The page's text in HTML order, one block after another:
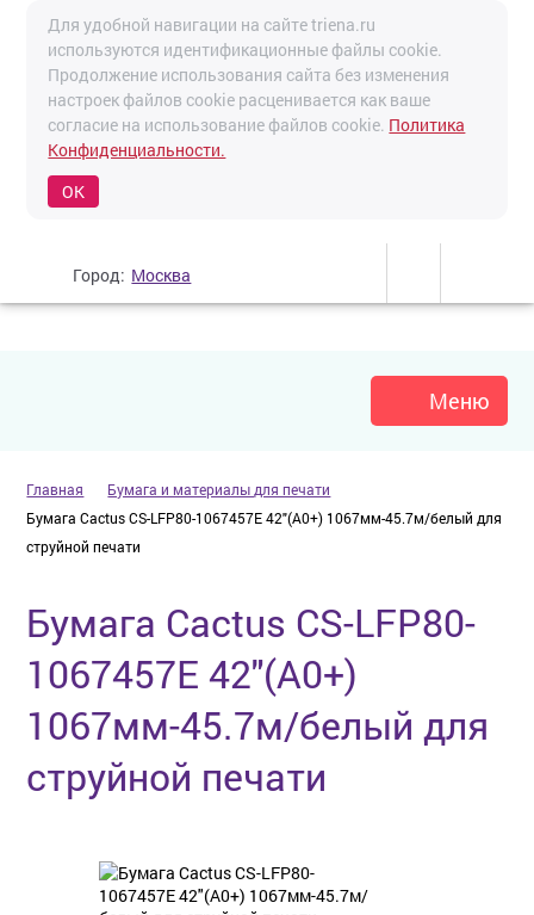
Для удобной навигации на сайте triena.ru
используются идентификационные файлы cookie.
Продолжение использования сайта без изменения
настроек файлов cookie расценивается как ваше
согласие на использование файлов cookie. Политика
Конфиденциальности.
OK
Город: Москва
Меню
Главная
Бумага и материалы для печати
Бумага Cactus CS-LFP80-1067457E 42"(A0+) 1067мм-45.7м/белый для
струйной печати
Бумага Cactus CS-LFP80-
1067457E 42"(A0+)
1067мм-45.7м/белый для
струйной печати